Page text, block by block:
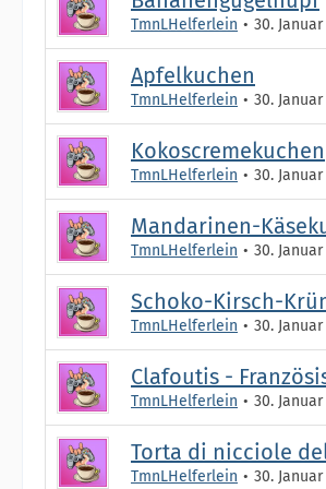
TmnLHelferlein 30.
Apfelkuchen
TmnLHelferlein 30.
Kokoscremekuchen
TmnLHelferlein 30.
Mandarinen-
TmnLHelferlein 30.
Schoko-Kirsch-
TmnLHelferlein 30.
Clafoutis -
TmnLHelferlein 30.
Torta di nicciole
TmnLHelferlein 30.